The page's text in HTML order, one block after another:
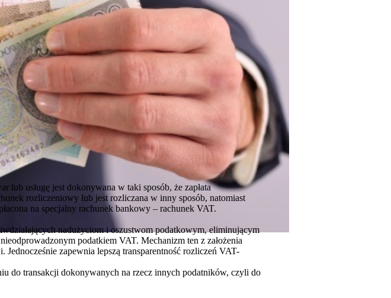
lub usługę jest dokonywana w taki sposób, że zapłata
rozliczeniowy lub jest rozliczana w inny sposób, natomiast
na specjalny rachunek bankowy – rachunek VAT.
nadużyciom i oszustwom podatkowym, eliminującym
podatkiem VAT. Mechanizm ten z założenia
zapewnia lepszą transparentność rozliczeń VAT-
do transakcji dokonywanych na rzecz innych podatników, czyli do